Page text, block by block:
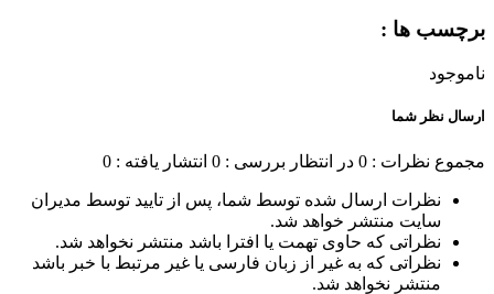
برچسب ها :
ناموجود
ارسال نظر شما
مجموع نظرات : 0 در انتظار بررسی : 0 انتشار یافته : 0
نظرات ارسال شده توسط شما، پس از تایید توسط مدیران
سایت منتشر خواهد شد.
نظراتی که حاوی تهمت یا افترا باشد منتشر نخواهد شد.
نظراتی که به غیر از زبان فارسی یا غیر مرتبط با خبر باشد
منتشر نخواهد شد.